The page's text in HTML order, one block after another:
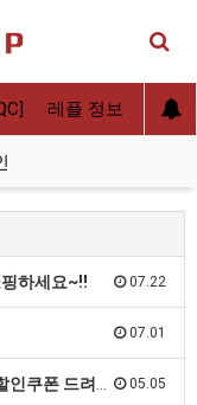
레플 정보 후기
07.22
하세요~!!
07.01
05.05
폰 드려요~